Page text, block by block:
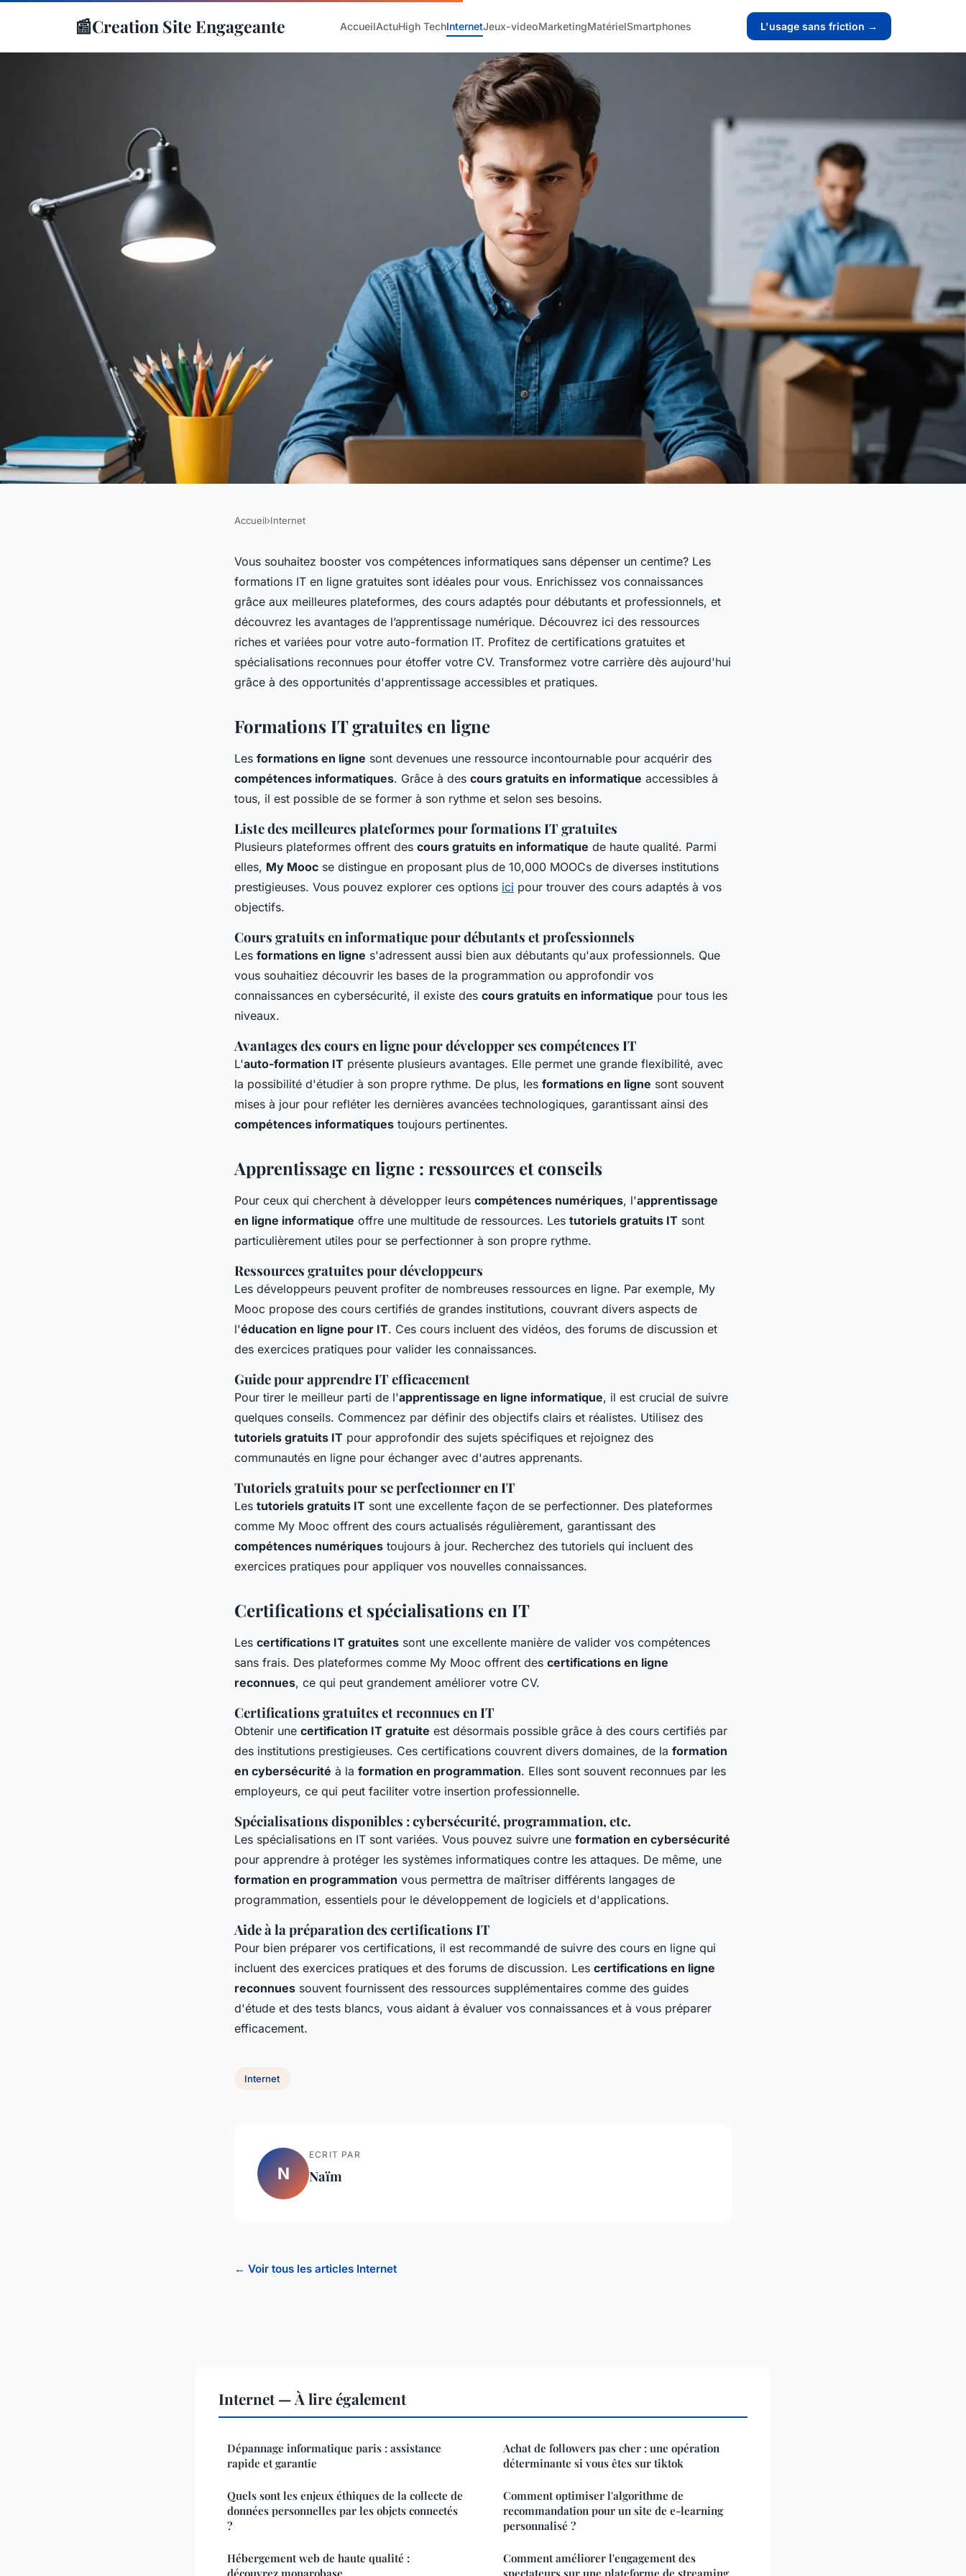
📰Creation Site Engageante AccueilActuHigh TechInternetJeux-videoMarketingMatérielSmartphones L'usage sans friction →
Formations it en ligne : développez vos
compétences gratuitement
Accueil›Internet
Vous souhaitez booster vos compétences informatiques sans dépenser un centime? Les
formations IT en ligne gratuites sont idéales pour vous. Enrichissez vos connaissances
grâce aux meilleures plateformes, des cours adaptés pour débutants et professionnels, et
découvrez les avantages de l’apprentissage numérique. Découvrez ici des ressources
riches et variées pour votre auto-formation IT. Profitez de certifications gratuites et
spécialisations reconnues pour étoffer votre CV. Transformez votre carrière dès aujourd'hui
grâce à des opportunités d'apprentissage accessibles et pratiques.
Formations IT gratuites en ligne
Les formations en ligne sont devenues une ressource incontournable pour acquérir des
compétences informatiques. Grâce à des cours gratuits en informatique accessibles à
tous, il est possible de se former à son rythme et selon ses besoins.
Liste des meilleures plateformes pour formations IT gratuites
Plusieurs plateformes offrent des cours gratuits en informatique de haute qualité. Parmi
elles, My Mooc se distingue en proposant plus de 10,000 MOOCs de diverses institutions
prestigieuses. Vous pouvez explorer ces options ici pour trouver des cours adaptés à vos
objectifs.
Cours gratuits en informatique pour débutants et professionnels
Les formations en ligne s'adressent aussi bien aux débutants qu'aux professionnels. Que
vous souhaitiez découvrir les bases de la programmation ou approfondir vos
connaissances en cybersécurité, il existe des cours gratuits en informatique pour tous les
niveaux.
Avantages des cours en ligne pour développer ses compétences IT
L'auto-formation IT présente plusieurs avantages. Elle permet une grande flexibilité, avec
la possibilité d'étudier à son propre rythme. De plus, les formations en ligne sont souvent
mises à jour pour refléter les dernières avancées technologiques, garantissant ainsi des
compétences informatiques toujours pertinentes.
Apprentissage en ligne : ressources et conseils
Pour ceux qui cherchent à développer leurs compétences numériques, l'apprentissage
en ligne informatique offre une multitude de ressources. Les tutoriels gratuits IT sont
particulièrement utiles pour se perfectionner à son propre rythme.
Ressources gratuites pour développeurs
Les développeurs peuvent profiter de nombreuses ressources en ligne. Par exemple, My
Mooc propose des cours certifiés de grandes institutions, couvrant divers aspects de
l'éducation en ligne pour IT. Ces cours incluent des vidéos, des forums de discussion et
des exercices pratiques pour valider les connaissances.
Guide pour apprendre IT efficacement
Pour tirer le meilleur parti de l'apprentissage en ligne informatique, il est crucial de suivre
quelques conseils. Commencez par définir des objectifs clairs et réalistes. Utilisez des
tutoriels gratuits IT pour approfondir des sujets spécifiques et rejoignez des
communautés en ligne pour échanger avec d'autres apprenants.
Tutoriels gratuits pour se perfectionner en IT
Les tutoriels gratuits IT sont une excellente façon de se perfectionner. Des plateformes
comme My Mooc offrent des cours actualisés régulièrement, garantissant des
compétences numériques toujours à jour. Recherchez des tutoriels qui incluent des
exercices pratiques pour appliquer vos nouvelles connaissances.
Certifications et spécialisations en IT
Les certifications IT gratuites sont une excellente manière de valider vos compétences
sans frais. Des plateformes comme My Mooc offrent des certifications en ligne
reconnues, ce qui peut grandement améliorer votre CV.
Certifications gratuites et reconnues en IT
Obtenir une certification IT gratuite est désormais possible grâce à des cours certifiés par
des institutions prestigieuses. Ces certifications couvrent divers domaines, de la formation
en cybersécurité à la formation en programmation. Elles sont souvent reconnues par les
employeurs, ce qui peut faciliter votre insertion professionnelle.
Spécialisations disponibles : cybersécurité, programmation, etc.
Les spécialisations en IT sont variées. Vous pouvez suivre une formation en cybersécurité
pour apprendre à protéger les systèmes informatiques contre les attaques. De même, une
formation en programmation vous permettra de maîtriser différents langages de
programmation, essentiels pour le développement de logiciels et d'applications.
Aide à la préparation des certifications IT
Pour bien préparer vos certifications, il est recommandé de suivre des cours en ligne qui
incluent des exercices pratiques et des forums de discussion. Les certifications en ligne
reconnues souvent fournissent des ressources supplémentaires comme des guides
d'étude et des tests blancs, vous aidant à évaluer vos connaissances et à vous préparer
efficacement.
Internet
N
ECRIT PAR
Naïm
← Voir tous les articles Internet
Internet — À lire également
Dépannage informatique paris : assistance
rapide et garantie
Quels sont les enjeux éthiques de la collecte de
données personnelles par les objets connectés
?
Hébergement web de haute qualité :
découvrez monarobase
Achat de followers pas cher : une opération
déterminante si vous êtes sur tiktok
Comment optimiser l'algorithme de
recommandation pour un site de e-learning
personnalisé ?
Comment améliorer l'engagement des
spectateurs sur une plateforme de streaming